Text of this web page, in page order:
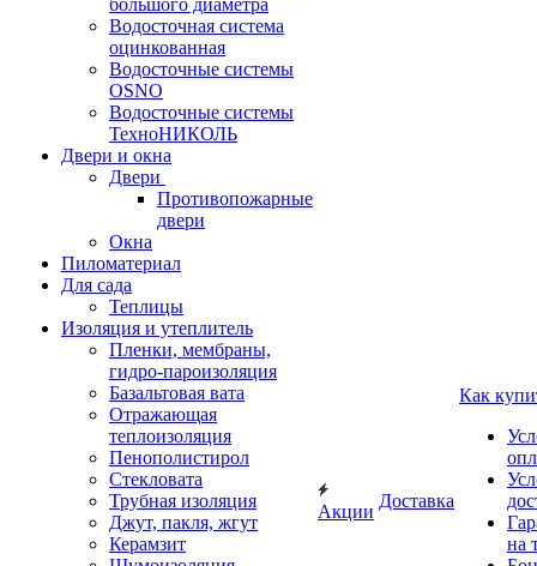
большого диаметра
Водосточная система
оцинкованная
Водосточные системы
OSNO
Водосточные системы
ТехноНИКОЛЬ
Двери и окна
Двери
Противопожарные
двери
Окна
Пиломатериал
Для сада
Теплицы
Изоляция и утеплитель
Пленки, мембраны,
гидро-пароизоляция
Базальтовая вата
Отражающая
теплоизоляция
Пенополистирол
Стекловата
Трубная изоляция
Джут, пакля, жгут
Керамзит
Акции
Доставка
Как
на